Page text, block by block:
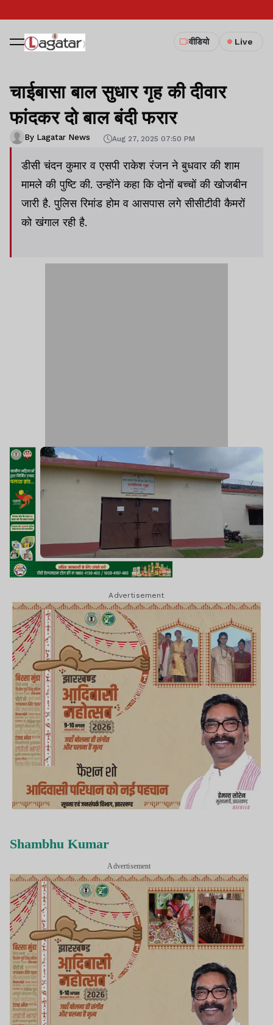
वीडियो Live
चाईबासा बाल सुधार गृह की दीवार
फांदकर दो बाल बंदी फरार
By Lagatar News Aug 27, 2025 07:50 PM
डीसी चंदन कुमार व एसपी राकेश रंजन ने बुधवार की शाम
मामले की पुष्टि की. उन्होंने कहा कि दोनों बच्चों की खोजबीन
जारी है. पुलिस रिमांड होम व आसपास लगे सीसीटीवी कैमरों
को खंगाल रही है.
Advertisement
Shambhu Kumar
Advertisement